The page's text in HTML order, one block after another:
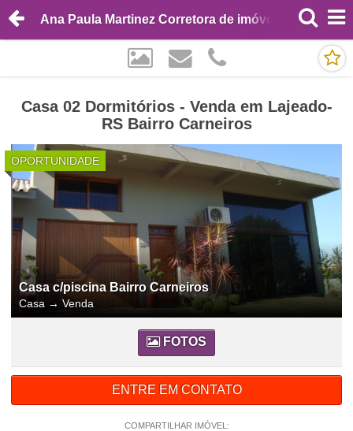
Ana Paula Martinez Corretora de imóveis
Casa 02 Dormitórios - Venda em Lajeado-
RS Bairro Carneiros
OPORTUNIDADE
Casa c/piscina Bairro Carneiros
Casa → Venda
FOTOS
ENTRE EM CONTATO
COMPARTILHAR IMÓVEL: